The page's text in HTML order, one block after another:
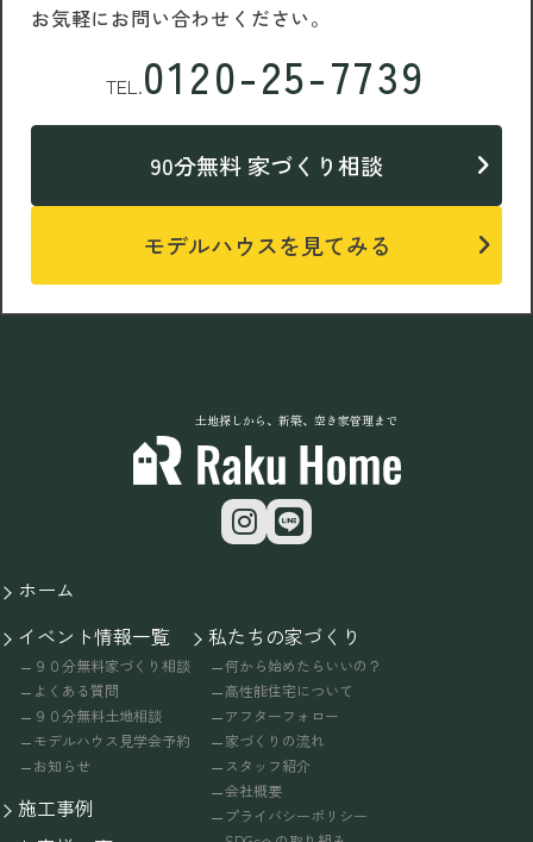
お気軽にお問い合わせください。
TEL.0120-25-7739
90分無料 家づくり相談
モデルハウスを見てみる
土地探しから、新築、空き家管理まで
ホーム
イベント情報一覧
９０分無料家づくり相談
よくある質問
９０分無料土地相談
モデルハウス見学会予約
お知らせ
施工事例
私たちの家づくり
何から始めたらいいの？
高性能住宅について
アフターフォロー
家づくりの流れ
スタッフ紹介
会社概要
プライバシーポリシー